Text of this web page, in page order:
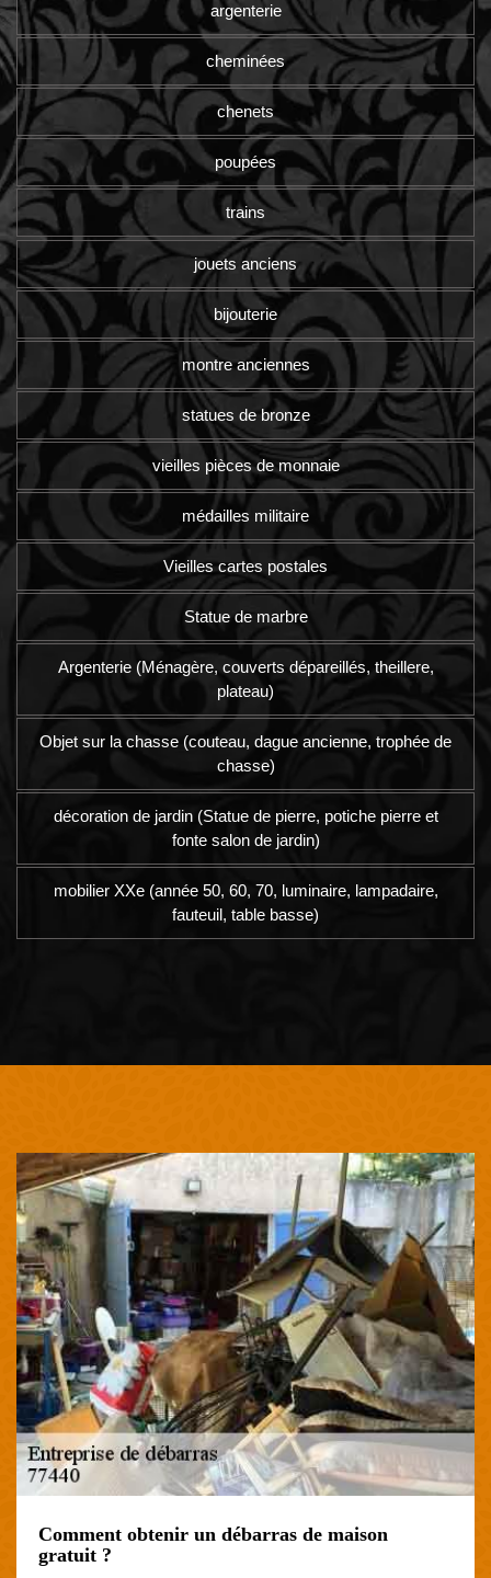
argenterie
cheminées
chenets
poupées
trains
jouets anciens
bijouterie
montre anciennes
statues de bronze
vieilles pièces de monnaie
médailles militaire
Vieilles cartes postales
Statue de marbre
Argenterie (Ménagère, couverts dépareillés, theillere,
plateau)
Objet sur la chasse (couteau, dague ancienne, trophée de
chasse)
décoration de jardin (Statue de pierre, potiche pierre et
fonte salon de jardin)
mobilier XXe (année 50, 60, 70, luminaire, lampadaire,
fauteuil, table basse)
Comment obtenir un débarras de maison
gratuit ?